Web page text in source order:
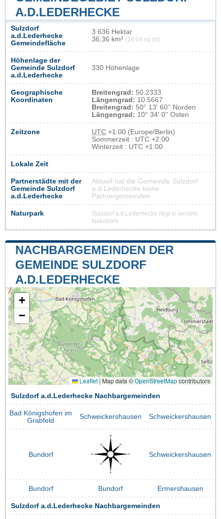
A.D.LEDERHECKE
Sulzdorf
a.d.Lederhecke
Gemeindefläche
3 636 Hektar
36,36 km² (14,04 sq mi)
Höhenlage der
Gemeinde Sulzdorf
a.d.Lederhecke
330 Höhenlage
Geographische
Koordinaten
Breitengrad: 50.2333
Längengrad: 10.5667
Breitengrad: 50° 13' 60'' Norden
Längengrad: 10° 34' 0'' Osten
Zeitzone UTC +1:00 (Europe/Berlin)
Sommerzeit : UTC +2:00
Winterzeit : UTC +1:00
Lokale Zeit
Partnerstädte mit der
Gemeinde Sulzdorf
a.d.Lederhecke
Aktuell hat die Gemeinde Sulzdorf
a.d.Lederhecke keine
Partnergemeinden
Naturpark
Sulzdorf a.d.Lederhecke liegt in keinem
Naturpark
NACHBARGEMEINDEN DER
GEMEINDE SULZDORF
A.D.LEDERHECKE
+
−
Leaflet | Map data ©OpenStreetMapcontributors
Sulzdorf a.d.Lederhecke Nachbargemeinden
Bad Königshofen im
Grabfeld
Schweickershausen Schweickershausen
Bundorf Schweickershausen
Bundorf Bundorf Ermershausen
Sulzdorf a.d.Lederhecke Nachbargemeinden